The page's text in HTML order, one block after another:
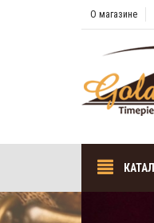
О магазине